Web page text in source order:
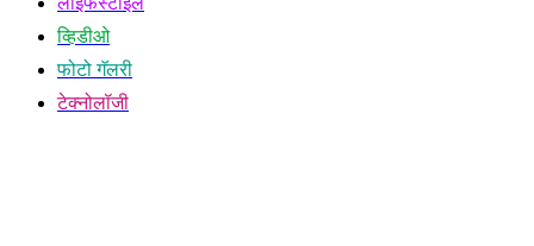
व्हिडीओ
फोटो गॅलरी
टेक्नोलॉजी